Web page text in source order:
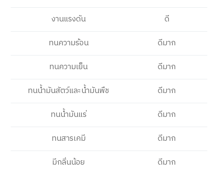
งานแรงดัน
ดี
ทนความร้อน
ดีมาก
ทนความเย็น
ดีมาก
ทนน้ำมันสัตว์และน้ำมันพืช
ดีมาก
ทนน้ำมันแร่
ดีมาก
ทนสารเคมี
ดีมาก
มีกลิ่นน้อย
ดีมาก